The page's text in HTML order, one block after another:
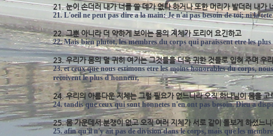
21. 눈이 손더러 내가 너를 쓸 데가 없다 하거나 또한 머리가 발더러 내가
21. L'oeil ne peut pas dire a la main: Je n'ai pas besoin de toi; ni la
22. 그뿐 아니라 더 약하게 보이는 몸의 지체가 도리어 요긴하고
22. Mais bien plutot, les membres du corps qui paraissent etre les plus
23. 우리가 몸의 덜 귀히 여기는 그것들을 더욱 귀한 것들로 입혀 주며 우
23. et ceux que nous estimons etre les moins honorables du corps,
recoivent le plus d'honneur,
24. 우리의 아름다운 지체는 그럴 필요가 없느니라 오직 하나님이 몸을
24. tandis que ceux qui sont honnetes n'en ont pas besoin. Dieu a
25. 몸 가운데서 분쟁이 없고 오직 여러 지체가 서로 같이 돌보게 하셨느
25. afin qu'il n'y ait pas de division dans le corps, mais que les